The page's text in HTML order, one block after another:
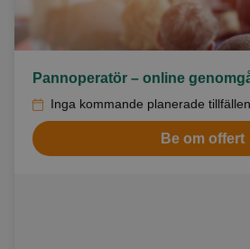
Pannoperatör – online
Inga kommande planerade tillfällen
Be om offert